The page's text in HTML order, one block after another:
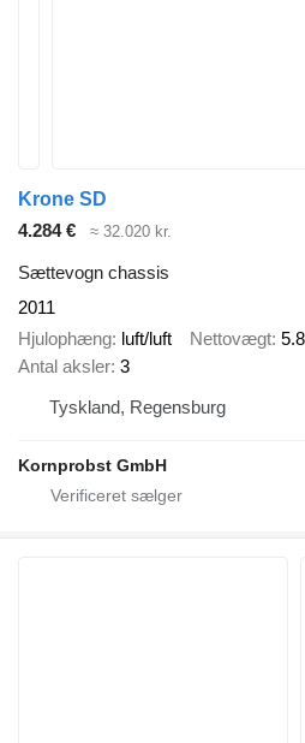
Krone SD
4.284 €
≈ 32.020 kr.
Sættevogn chassis
2011
Hjulophæng luft/luft Nettovægt
Antal aksler 3
Tyskland, Regensburg
Kornprobst GmbH